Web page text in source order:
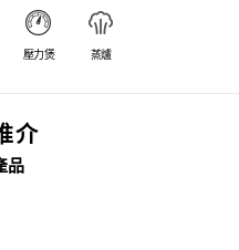
壓力煲 蒸爐
介
品